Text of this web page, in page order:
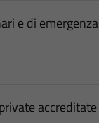
e di emergenza
accreditate